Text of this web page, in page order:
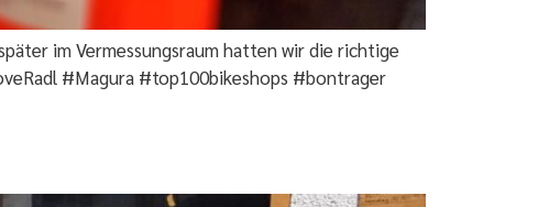
im Vermessungsraum hatten wir die richtige
#Magura #top100bikeshops #bontrager